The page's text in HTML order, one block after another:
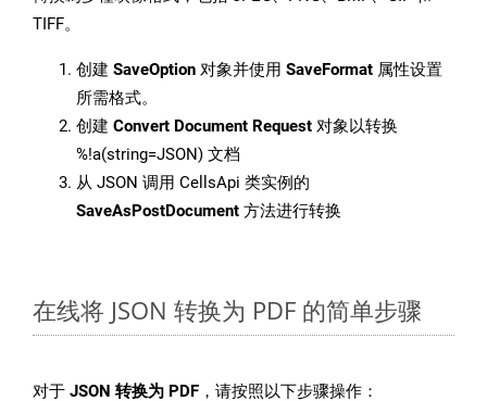
TIFF。
创建 SaveOption 对象并使用 SaveFormat 属性设置
所需格式。
创建 Convert Document Request 对象以转换
%!a(string=JSON) 文档
从 JSON 调用 CellsApi 类实例的
SaveAsPostDocument 方法进行转换
在线将 JSON 转换为 PDF 的简单步骤
对于 JSON 转换为 PDF ，请按照以下步骤操作：